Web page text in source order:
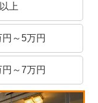
上
円～5万円
円～7万円